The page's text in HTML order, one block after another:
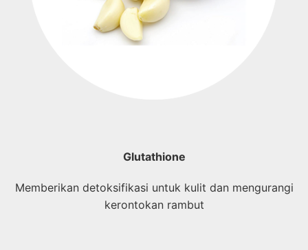
Glutathione
Memberikan detoksifikasi untuk kulit dan mengurangi
kerontokan rambut